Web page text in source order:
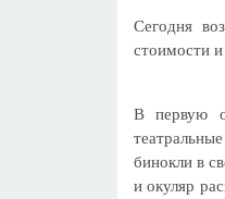
Сегодня
стоимости и
В первую
бинокли в
и окуляр